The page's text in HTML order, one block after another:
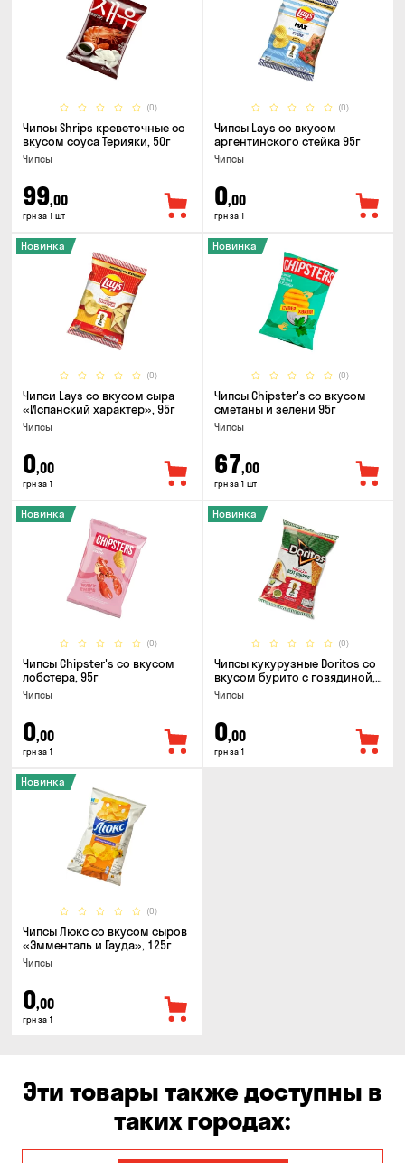
(0)
Чипсы Shrips креветочные со
вкусом соуса Терияки, 50г
Чипсы
99,00
грн за 1 шт
(0)
Чипсы Lays со вкусом
аргентинского стейка 95г
Чипсы
0,00
грн за 1
(0)
Новинка
Чипси Lays со вкусом сыра
«Испанский характер», 95г
Чипсы
0,00
грн за 1
(0)
Новинка
Чипсы Chipster's со вкусом
сметаны и зелени 95г
Чипсы
67,00
грн за 1 шт
(0)
Новинка
Чипсы Chipster's со вкусом
лобстера, 95г
Чипсы
0,00
грн за 1
(0)
Новинка
Чипсы кукурузные Doritos со
вкусом бурито с говядиной,
90г
Чипсы
0,00
грн за 1
(0)
Новинка
Чипсы Люкс со вкусом сыров
«Эмменталь и Гауда», 125г
Чипсы
0,00
грн за 1
Эти товары также доступны в
таких городах: